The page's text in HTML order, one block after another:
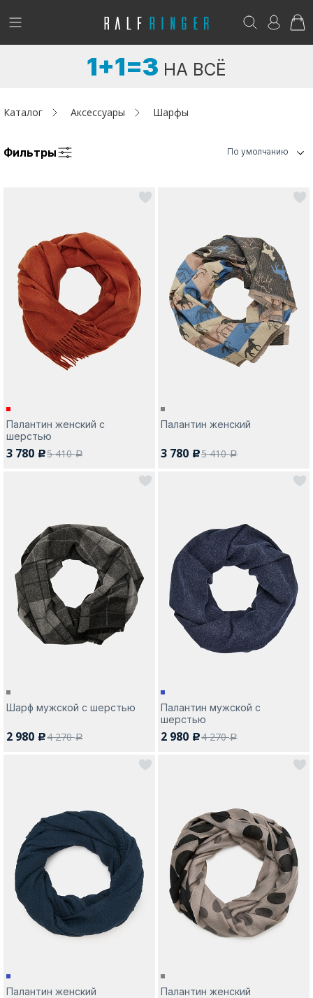
!
Женщинам
Аутлет
Акции / Новости
Адреса магазинов
Да, все верно
Покупателям
Возникли вопросы? - club@ralf.ru
1+1=3 НА ВСЁ
Каталог Аксессуары Шарфы
Фильтры По умолчанию
Палантин женский с
шерстью
3 780 c5 410a
Палантин женский
3 780 c5 410a
Шарф мужской с шерстью
2 980 c4 270a
Палантин мужской с
шерстью
2 980 c4 270a
Палантин женский Палантин женский